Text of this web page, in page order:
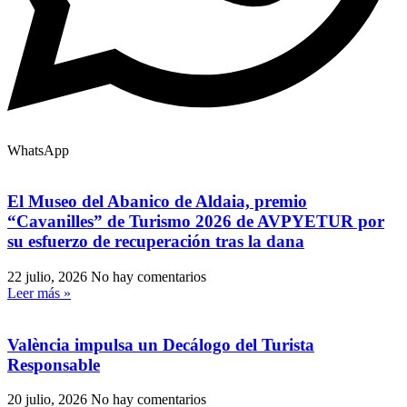
WhatsApp
El Museo del Abanico de Aldaia, premio
“Cavanilles” de Turismo 2026 de AVPYETUR por
su esfuerzo de recuperación tras la dana
22 julio, 2026 No hay comentarios
Leer más »
València impulsa un Decálogo del Turista
Responsable
20 julio, 2026 No hay comentarios